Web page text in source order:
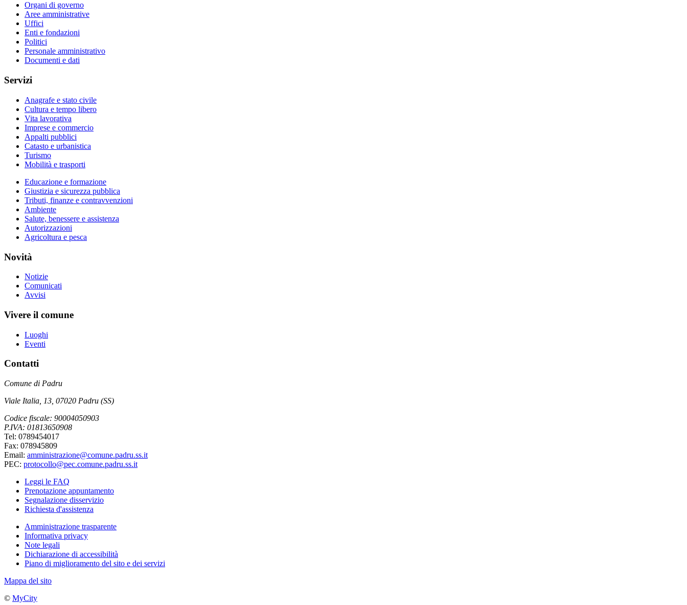
Organi di governo
Aree amministrative
Uffici
Enti e fondazioni
Politici
Personale amministrativo
Documenti e dati
Servizi
Anagrafe e stato civile
Cultura e tempo libero
Vita lavorativa
Imprese e commercio
Appalti pubblici
Catasto e urbanistica
Turismo
Mobilità e trasporti
Educazione e formazione
Giustizia e sicurezza pubblica
Tributi, finanze e contravvenzioni
Ambiente
Salute, benessere e assistenza
Autorizzazioni
Agricoltura e pesca
Novità
Notizie
Comunicati
Avvisi
Vivere il comune
Luoghi
Eventi
Contatti
Comune di Padru
Viale Italia, 13, 07020 Padru (SS)
Codice fiscale: 90004050903
P.IVA: 01813650908
Tel: 0789454017
Fax: 078945809
Email: amministrazione@comune.padru.ss.it
PEC: protocollo@pec.comune.padru.ss.it
Leggi le FAQ
Prenotazione appuntamento
Segnalazione disservizio
Richiesta d'assistenza
Amministrazione trasparente
Informativa privacy
Note legali
Dichiarazione di accessibilità
Piano di miglioramento del sito e dei servizi
Mappa del sito
© MyCity